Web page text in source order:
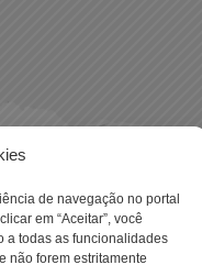
de navegação no portal
em “Aceitar”, você
a todas as funcionalidades
não forem estritamente